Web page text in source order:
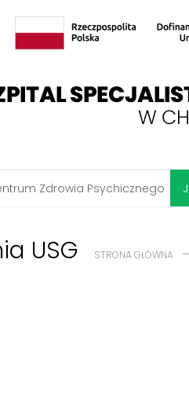
Zdrowia Psychicznego
USG STRONA GŁÓWNA